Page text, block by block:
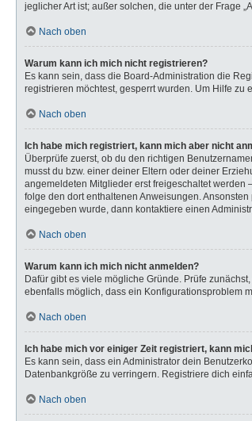
jeglicher Art ist; außer solchen, die unter der Frage
Nach oben
Warum kann ich mich nicht registrieren?
Es kann sein, dass die Board-Administration die
registrieren möchtest, gesperrt wurden. Um Hilfe
Nach oben
Ich habe mich registriert, kann mich aber nicht
Überprüfe zuerst, ob du den richtigen
musst du bzw. einer deiner Eltern oder deiner
angemeldeten Mitglieder erst freigeschaltet werden
folge den dort enthaltenen Anweisungen.
eingegeben wurde, dann kontaktiere einen
Nach oben
Warum kann ich mich nicht anmelden?
Dafür gibt es viele mögliche Gründe. Prüfe
ebenfalls möglich, dass ein Konfigurationsproblem
Nach oben
Ich habe mich vor einiger Zeit registriert, kann
Es kann sein, dass ein Administrator dein
Datenbankgröße zu verringern. Registriere dich
Nach oben